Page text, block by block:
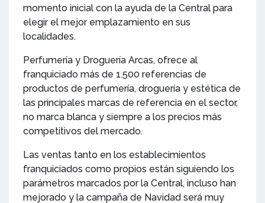
momento inicial con la ayuda de la Central para
elegir el mejor emplazamiento en sus
localidades.
Perfumería y Droguería Arcas, ofrece al
franquiciado más de 1.500 referencias de
productos de perfumería, droguería y estética de
las principales marcas de referencia en el sector,
no marca blanca y siempre a los precios más
competitivos del mercado.
Las ventas tanto en los establecimientos
franquiciados como propios están siguiendo los
parámetros marcados por la Central, incluso han
mejorado y la campaña de Navidad será muy